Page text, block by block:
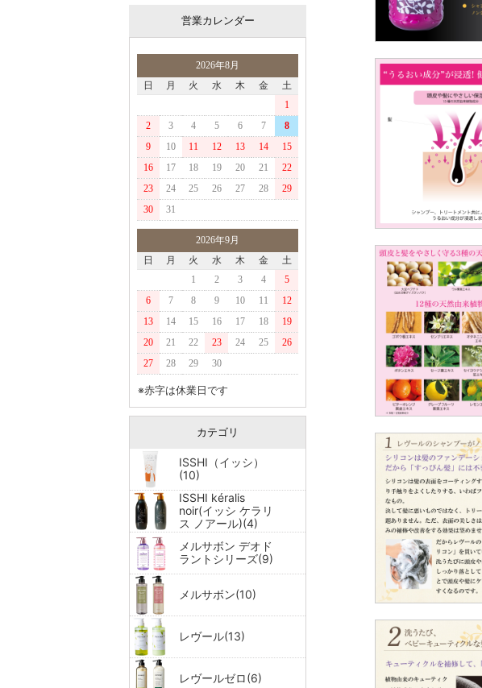
営業カレンダー
2026年8月
日
月 火 水 木 金
土
1
2
3 4 5 6 7
8
9
10 11 12 13 14
15
16
17 18 19 20 21
22
23
24 25 26 27 28
29
30
31
2026年9月
日
月 火 水 木 金
土
1
2 3 4
5
6
7 8 9 10 11
12
13
14 15 16 17 18
19
20
21 22 23 24 25
26
27
28 29 30
※赤字は休業日です
カテゴリ
ISSHI（イッシ）
(10)
ISSHI kéralis
noir(イッシ ケラリ
ス ノアール)(4)
メルサボン デオド
ラントシリーズ(9)
メルサボン(10)
レヴール(13)
レヴールゼロ(6)